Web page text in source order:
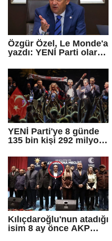
Özgür Özel, Le Monde'a
yazdı: YENİ Parti olarak
öneriyoruz
YENİ Parti'ye 8 günde
135 bin kişi 292 milyon
Kılıçdaroğlu'nun atadığı
isim 8 ay önce AKP